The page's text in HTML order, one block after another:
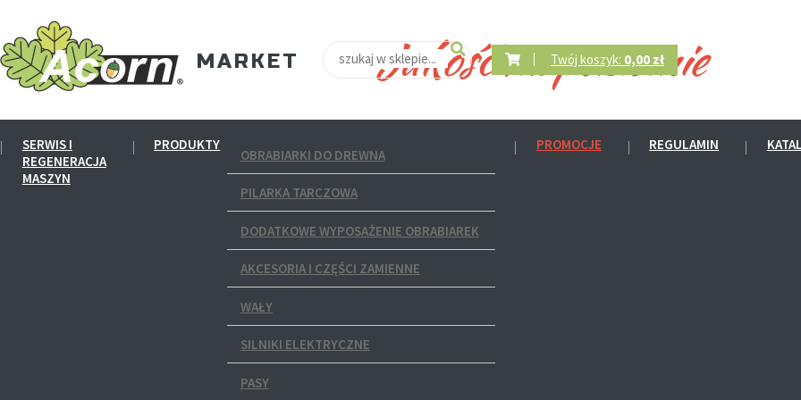
Twój koszyk: 0,00 zł
SERWIS I
REGENERACJA
MASZYN
PRODUKTY
OBRABIARKI DO DREWNA
PILARKA TARCZOWA
DODATKOWE WYPOSAŻENIE OBRABIAREK
AKCESORIA I CZĘŚCI ZAMIENNE
WAŁY
SILNIKI ELEKTRYCZNE
PASY
PROMOCJE REGULAMIN